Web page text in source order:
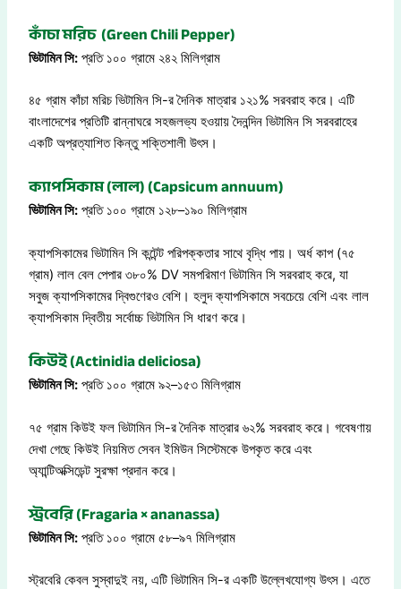
কাঁচা মরিচ (Green Chili Pepper)
ভিটামিন সি: প্রতি ১০০ গ্রামে ২৪২ মিলিগ্রাম
৪৫ গ্রাম কাঁচা মরিচ ভিটামিন সি-র দৈনিক মাত্রার ১২১% সরবরাহ করে। এটি
বাংলাদেশের প্রতিটি রান্নাঘরে সহজলভ্য হওয়ায় দৈনন্দিন ভিটামিন সি সরবরাহের
একটি অপ্রত্যাশিত কিন্তু শক্তিশালী উৎস।
ক্যাপসিকাম (লাল) (Capsicum annuum)
ভিটামিন সি: প্রতি ১০০ গ্রামে ১২৮–১৯০ মিলিগ্রাম
ক্যাপসিকামের ভিটামিন সি কন্টেন্ট পরিপক্কতার সাথে বৃদ্ধি পায়। অর্ধ কাপ (৭৫
গ্রাম) লাল বেল পেপার ৩৮০% DV সমপরিমাণ ভিটামিন সি সরবরাহ করে, যা
সবুজ ক্যাপসিকামের দ্বিগুণেরও বেশি। হলুদ ক্যাপসিকামে সবচেয়ে বেশি এবং লাল
ক্যাপসিকাম দ্বিতীয় সর্বোচ্চ ভিটামিন সি ধারণ করে।
কিউই (Actinidia deliciosa)
ভিটামিন সি: প্রতি ১০০ গ্রামে ৯২–১৫৩ মিলিগ্রাম
৭৫ গ্রাম কিউই ফল ভিটামিন সি-র দৈনিক মাত্রার ৬২% সরবরাহ করে। গবেষণায়
দেখা গেছে কিউই নিয়মিত সেবন ইমিউন সিস্টেমকে উপকৃত করে এবং
অ্যান্টিঅক্সিডেন্ট সুরক্ষা প্রদান করে।
স্ট্রবেরি (Fragaria × ananassa)
ভিটামিন সি: প্রতি ১০০ গ্রামে ৫৮–৯৭ মিলিগ্রাম
স্ট্রবেরি কেবল সুস্বাদুই নয়, এটি ভিটামিন সি-র একটি উল্লেখযোগ্য উৎস। এতে